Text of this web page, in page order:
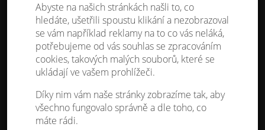
Abyste na našich stránkách našli to, co
hledáte, ušetřili spoustu klikání a nezobrazoval
se vám například reklamy na to co vás neláká,
potřebujeme od vás souhlas se zpracováním
cookies, takových malých souborů, které se
ukládají ve vašem prohlížeči.
Díky nim vám naše stránky zobrazíme tak, aby
všechno fungovalo správně a dle toho, co
máte rádi.
Tabulka velikostí
Doprava a platba
Ochrana osobních údajů
Obchodní podmínky
Kontakt
Atelier IVN
Na Výhledě 324/1
360 17 Karlovy Vary